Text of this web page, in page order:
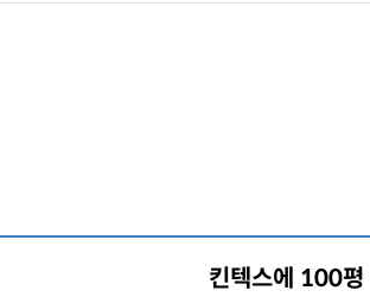
킨텍스에 100평